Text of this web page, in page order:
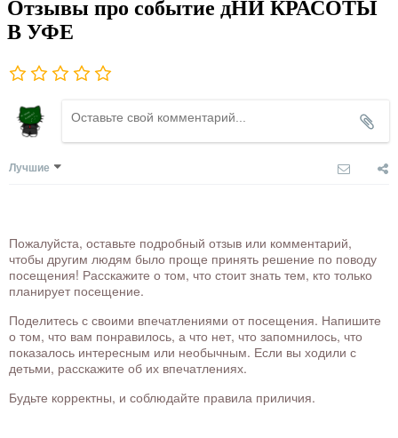
Отзывы про событие дНИ КРАСОТЫ
В УФЕ
Лучшие
Пожалуйста, оставьте подробный отзыв или комментарий,
чтобы другим людям было проще принять решение по поводу
посещения! Расскажите о том, что стоит знать тем, кто только
планирует посещение.
Поделитесь с своими впечатлениями от посещения. Напишите
о том, что вам понравилось, а что нет, что запомнилось, что
показалось интересным или необычным. Если вы ходили с
детьми, расскажите об их впечатлениях.
Будьте корректны, и соблюдайте правила приличия.